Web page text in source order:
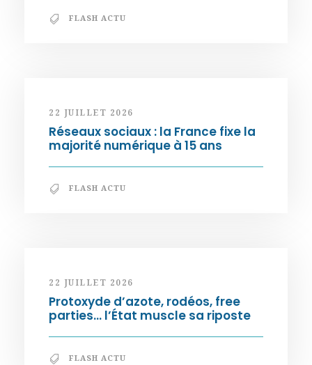
FLASH ACTU
22 JUILLET 2026
Réseaux sociaux : la France fixe la
majorité numérique à 15 ans
FLASH ACTU
22 JUILLET 2026
Protoxyde d’azote, rodéos, free
parties… l’État muscle sa riposte
FLASH ACTU